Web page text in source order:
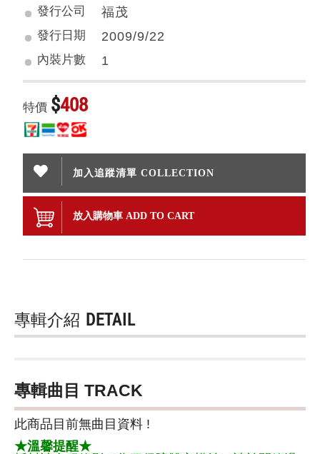
發行公司 福茂
發行日期 2009/9/22
內裝片數 1
特價 $408
加入追蹤清單 COLLECTION
放入購物車 ADD TO CART
專輯介紹 DETAIL
專輯曲目 TRACK
此商品目前無曲目資料 !
★溫馨提醒★